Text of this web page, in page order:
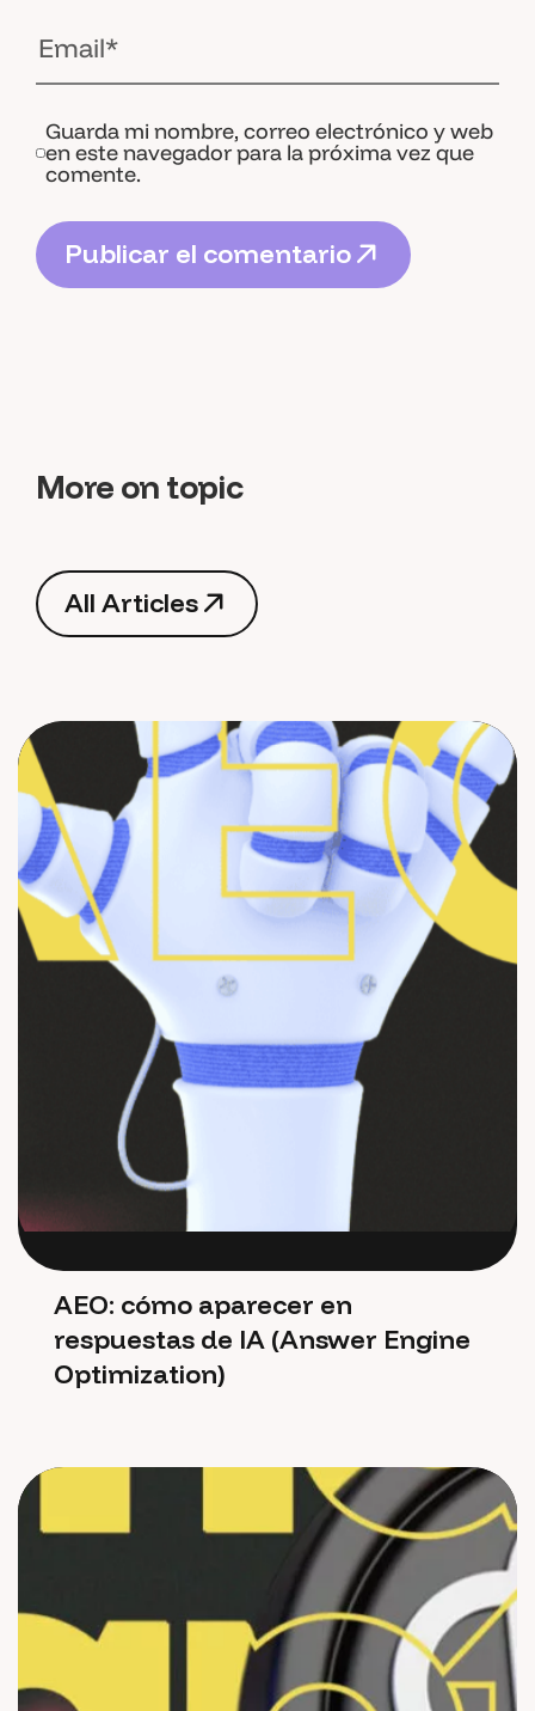
Guarda mi nombre, correo electrónico y web
en este navegador para la próxima vez que
comente.
Publicar el comentario
Publicarelcomentario
More on topic
All Articles
AllArticles
AEO: cómo aparecer en
respuestas de IA (Answer Engine
Optimization)